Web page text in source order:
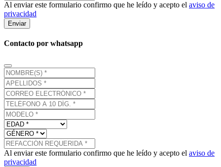
Al enviar este formulario confirmo que he leído y acepto el aviso de
privacidad
Enviar
Contacto por whatsapp
Al enviar este formulario confirmo que he leído y acepto el aviso de
privacidad